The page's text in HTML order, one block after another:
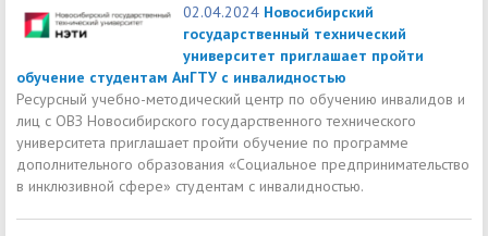
02.04.2024 Новосибирский
государственный технический
университет приглашает пройти
обучение студентам АнГТУ с инвалидностью
Ресурсный учебно-методический центр по обучению инвалидов и
лиц с ОВЗ Новосибирского государственного технического
университета приглашает пройти обучение по программе
дополнительного образования «Социальное предпринимательство
в инклюзивной сфере» студентам с инвалидностью.